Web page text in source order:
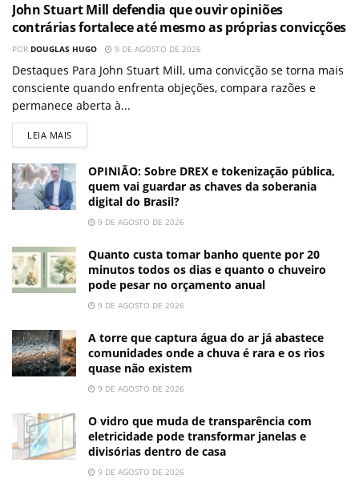
John Stuart Mill defendia que ouvir opiniões
contrárias fortalece até mesmo as próprias convicções
POR DOUGLAS HUGO 9 DE AGOSTO DE 2026
Destaques Para John Stuart Mill, uma convicção se torna mais
consciente quando enfrenta objeções, compara razões e
permanece aberta à...
LEIA MAIS
OPINIÃO: Sobre DREX e tokenização pública,
quem vai guardar as chaves da soberania
digital do Brasil?
9 DE AGOSTO DE 2026
Quanto custa tomar banho quente por 20
minutos todos os dias e quanto o chuveiro
pode pesar no orçamento anual
9 DE AGOSTO DE 2026
A torre que captura água do ar já abastece
comunidades onde a chuva é rara e os rios
quase não existem
9 DE AGOSTO DE 2026
O vidro que muda de transparência com
eletricidade pode transformar janelas e
divisórias dentro de casa
9 DE AGOSTO DE 2026